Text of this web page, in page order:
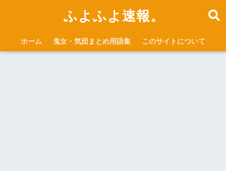
ふよふよ速報。
ホーム 鬼女・気団まとめ用語集 このサイトについて